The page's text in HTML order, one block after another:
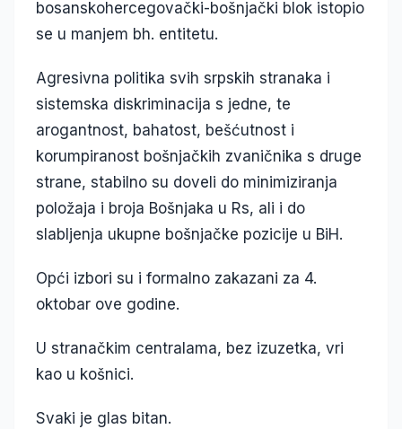
bosanskohercegovački-bošnjački blok istopio
se u manjem bh. entitetu.
Agresivna politika svih srpskih stranaka i
sistemska diskriminacija s jedne, te
arogantnost, bahatost, bešćutnost i
korumpiranost bošnjačkih zvaničnika s druge
strane, stabilno su doveli do minimiziranja
položaja i broja Bošnjaka u Rs, ali i do
slabljenja ukupne bošnjačke pozicije u BiH.
Opći izbori su i formalno zakazani za 4.
oktobar ove godine.
U stranačkim centralama, bez izuzetka, vri
kao u košnici.
Svaki je glas bitan.